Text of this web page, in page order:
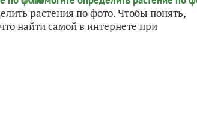
растения по фото. Чтобы понять,
найти самой в интернете при